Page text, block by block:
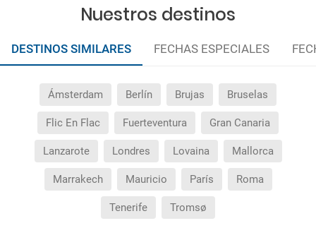
¿Cuántas veces debo imprimir el bono de los
Nuestros destinos
DESTINOS SIMILARES FECHAS ESPECIALES
Ámsterdam Berlín Brujas Bruselas
Flic En Flac Fuerteventura Gran Canaria
Lanzarote Londres Lovaina Mallorca
Marrakech Mauricio París Roma
Tenerife Tromsø